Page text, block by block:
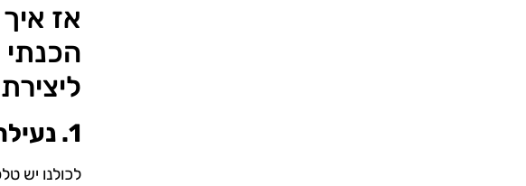
אז
הכנתי לכם 10 שיטות
1. נעילת טלפון חכם
לכולנו יש